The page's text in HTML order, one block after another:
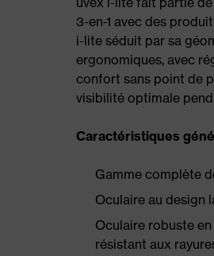
3-en-1 avec des
i-lite séduit par sa
ergonomiques, avec
confort sans point de
visibilité optimale
Caractéristiques
Gamme complète
Oculaire au design
Oculaire robuste
résistant aux